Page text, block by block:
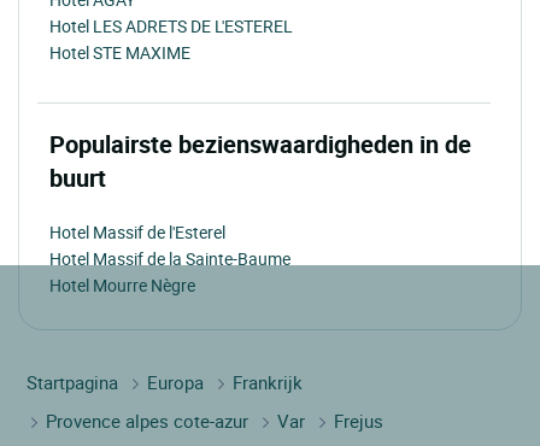
Hotel LES ADRETS DE L'ESTEREL
Hotel STE MAXIME
Populairste bezienswaardigheden in de
buurt
Hotel Massif de l'Esterel
Hotel Massif de la Sainte-Baume
Hotel Mourre Nègre
Startpagina Europa
Frankrijk
Provence alpes cote-azur
Var
Frejus